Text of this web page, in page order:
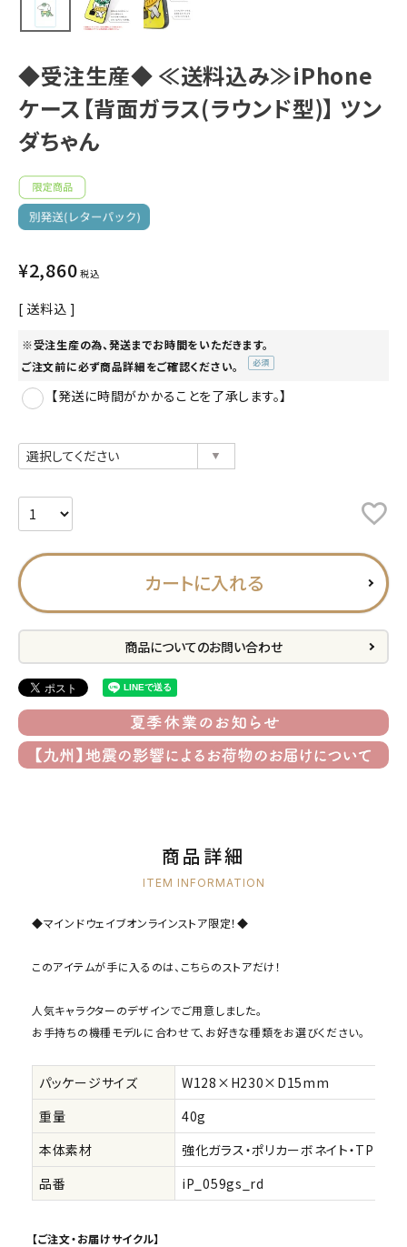
キャラクターから探す
アイテムから探す
INFORMATION
お知らせ
ご利用ガイド
プライバシーポリシー
特定商取引法について
お問い合わせ
ACCOUNT MENU
ようこそ ゲスト 様
meeting_room ログイン 会員登録
公式 デコ部 公式 公式
◆受注生産◆ ≪送料込み≫iPhone
ケース【背面ガラス(ラウンド型)】 ツン
ダちゃん
¥2,860 税込
送料込
※受注生産の為、発送までお時間をいただきます。
ご注文前に必ず商品詳細をご確認ください。
須)
【発送に時間がかかることを了承します。】
カートに入れる
商品についてのお問い合わせ
商品詳細
ITEM INFORMATION
◆マインドウェイブオンラインストア限定！◆
このアイテムが手に入るのは、こちらのストアだけ！
人気キャラクターのデザインでご用意しました。
お手持ちの機種モデルに合わせて、お好きな種類をお選びください。
パッケージサイズ
W128×H230×D15mm
重量
40g
本体素材
強化ガラス・ポリカーボネイト・TPU(
品番
iP_059gs_rd
【ご注文・お届けサイクル】